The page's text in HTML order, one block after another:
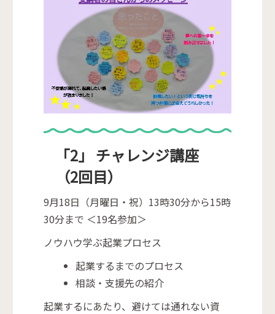
「2」 チャレンジ講座
（2回目）
9月18日（月曜日・祝）13時30分から15時
30分まで ＜19名参加＞
ノウハウ学ぶ起業プロセス
起業するまでのプロセス
相談・支援先の紹介
起業するにあたり、避けては通れない資